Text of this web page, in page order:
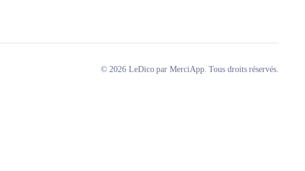
© 2026 LeDico par MerciApp. Tous droits réservés.